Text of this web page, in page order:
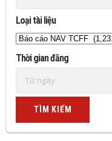
Loại tài liệu
Thời gian đăng